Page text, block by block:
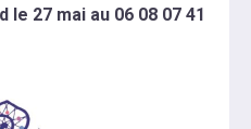
27 mai au 06 08 07 41